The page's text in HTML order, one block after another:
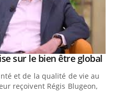
sur le bien être global
et de la qualité de vie au
reçoivent Régis Blugeon,